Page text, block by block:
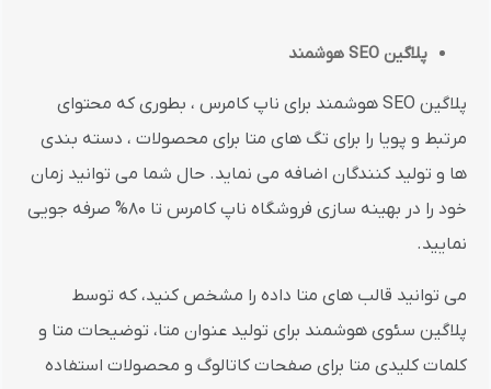
پلاگین SEO هوشمند
پلاگین SEO هوشمند برای ناپ کامرس ، بطوری که محتوای
مرتبط و پویا را برای تگ های متا برای محصولات ، دسته بندی
ها و تولید کنندگان اضافه می نماید. حال شما می توانید زمان
خود را در بهینه سازی فروشگاه ناپ کامرس تا 80% صرفه جویی
نمایید.
می توانید قالب های متا داده را مشخص کنید، که توسط
پلاگین سئوی هوشمند برای تولید عنوان متا، توضیحات متا و
کلمات کلیدی متا برای صفحات کاتالوگ و محصولات استفاده